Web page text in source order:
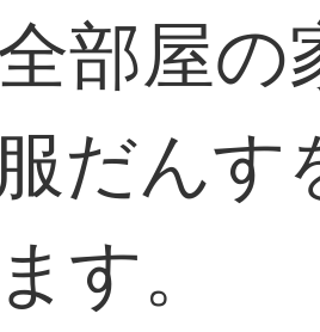
部屋の
だんす
す。